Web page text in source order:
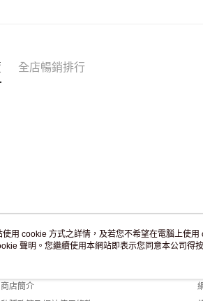
全店暢銷排行
關於我們
商店簡介
用 cookie 方式之詳情，及若您不希望在電腦上使
聲明。您繼續使用本網站即表示您同意本公司得